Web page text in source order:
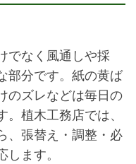
でなく風通しや採
部分です。紙の黄ば
のズレなどは毎日の
植木工務店では、
、張替え・調整・必
ます。